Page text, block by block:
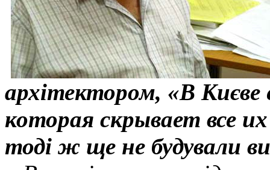
архітектором, «В Києве
которая скрывает все
тоді ж ще не будували